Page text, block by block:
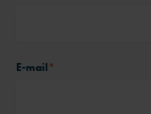
E-mail*